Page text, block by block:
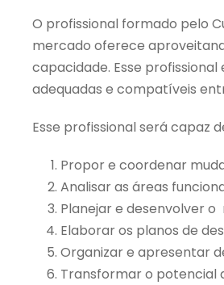
O profissional formado pelo
mercado oferece
capacidade. Esse
adequadas e compatíveis
Esse profissional será capaz
Propor e coordenar
Analisar as áreas
Planejar e desenvolver
Elaborar os planos de
Organizar e apresentar
Transformar o potencial